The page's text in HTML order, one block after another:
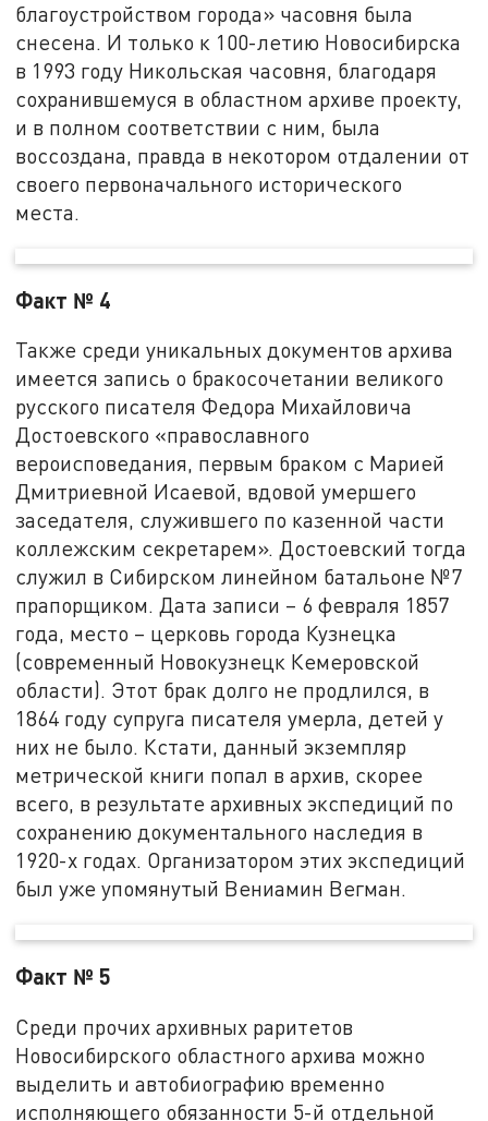
благоустройством города» часовня была
снесена. И только к 100-летию Новосибирска
в 1993 году Никольская часовня, благодаря
сохранившемуся в областном архиве проекту,
и в полном соответствии с ним, была
воссоздана, правда в некотором отдалении от
своего первоначального исторического
места.
Факт № 4
Также среди уникальных документов архива
имеется запись о бракосочетании великого
русского писателя Федора Михайловича
Достоевского «православного
вероисповедания, первым браком с Марией
Дмитриевной Исаевой, вдовой умершего
заседателя, служившего по казенной части
коллежским секретарем». Достоевский тогда
служил в Сибирском линейном батальоне №7
прапорщиком. Дата записи – 6 февраля 1857
года, место – церковь города Кузнецка
(современный Новокузнецк Кемеровской
области). Этот брак долго не продлился, в
1864 году супруга писателя умерла, детей у
них не было. Кстати, данный экземпляр
метрической книги попал в архив, скорее
всего, в результате архивных экспедиций по
сохранению документального наследия в
1920-х годах. Организатором этих экспедиций
был уже упомянутый Вениамин Вегман.
Факт № 5
Среди прочих архивных раритетов
Новосибирского областного архива можно
выделить и автобиографию временно
исполняющего обязанности 5-й отдельной